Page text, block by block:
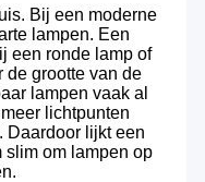
Bij een moderne
lampen. Een
een ronde lamp of
de grootte van de
lampen vaak al
lichtpunten
Daardoor lijkt een
slim om lampen op